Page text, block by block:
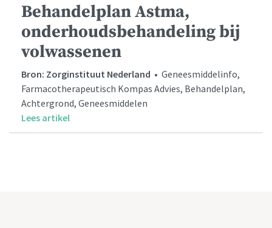
Behandelplan Astma,
onderhoudsbehandeling bij
volwassenen
Bron: Zorginstituut Nederland • Geneesmiddelinfo,
Farmacotherapeutisch Kompas Advies, Behandelplan,
Achtergrond, Geneesmiddelen
Lees artikel